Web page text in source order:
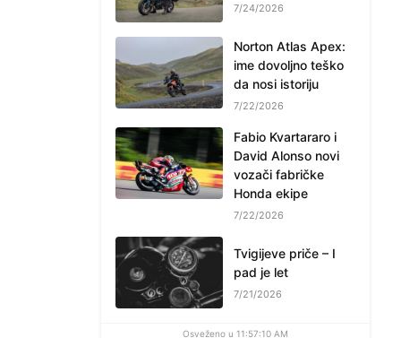
7/24/2026
Norton Atlas Apex:
ime dovoljno teško
da nosi istoriju
7/22/2026
Fabio Kvartararo i
David Alonso novi
vozači fabričke
Honda ekipe
7/22/2026
Tvigijeve priče – I
pad je let
7/21/2026
Osveženo u 11:57:10 AM